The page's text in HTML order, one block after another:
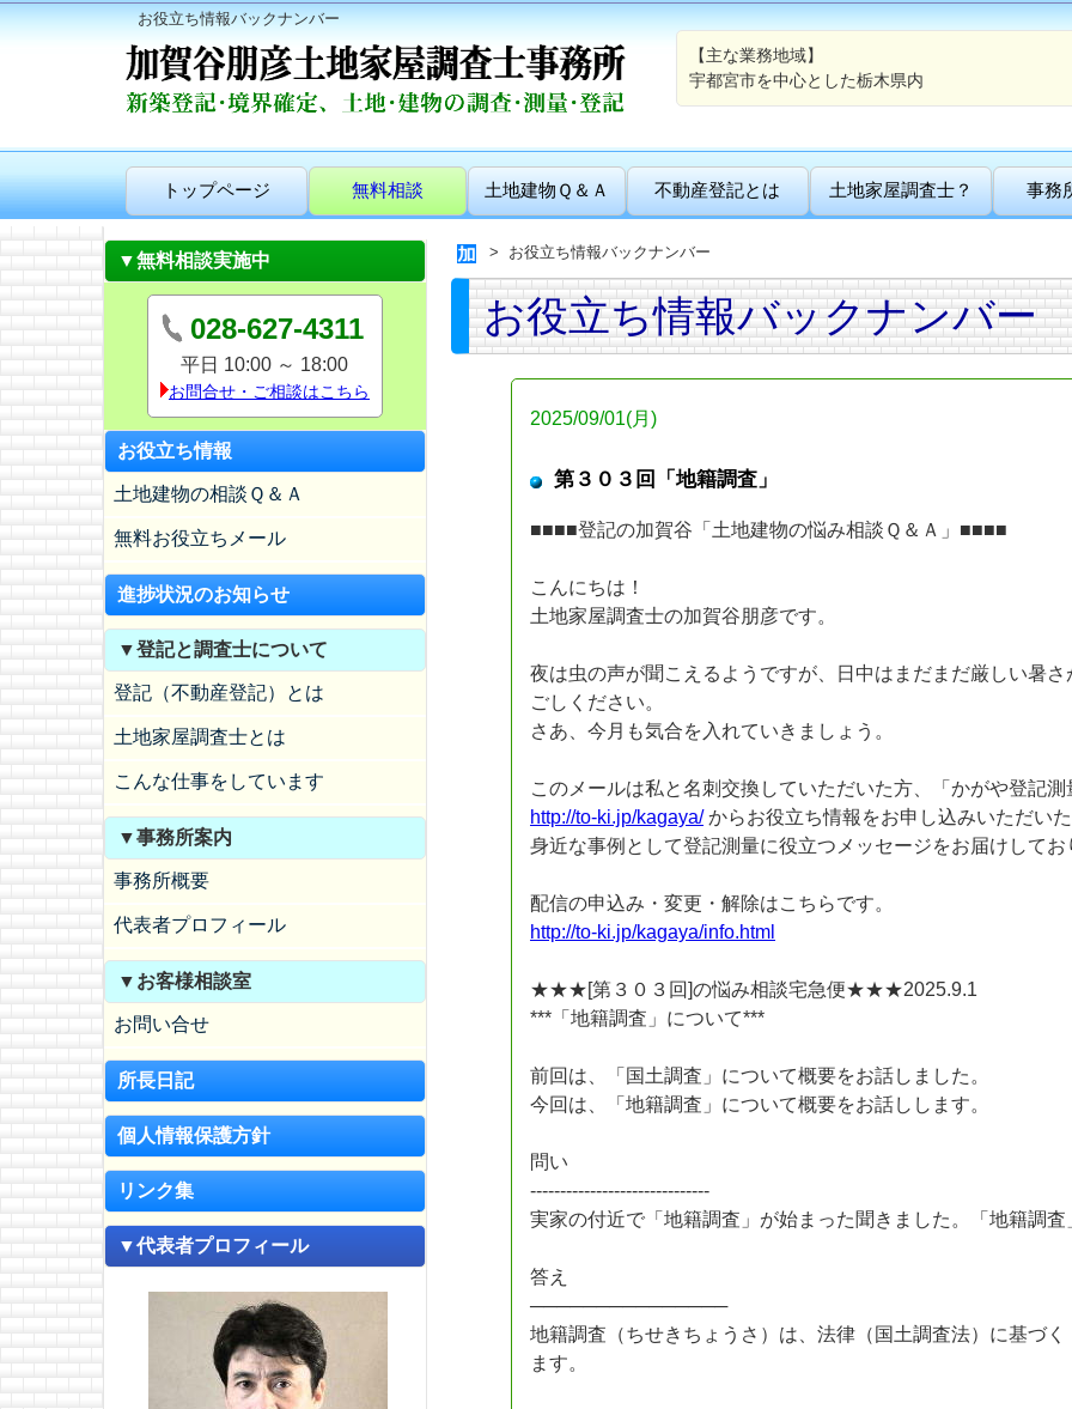
お役立ち情報バックナンバー
【主な業務地域】
宇都宮市を中心とした栃木県内
トップページ 無料相談 土地建物Ｑ＆Ａ 不動産登記とは 土地家屋調査士？ 事務
▼無料相談実施中
028-627-4311
平日 10:00 ～ 18:00
お問合せ・ご相談はこちら
お役立ち情報
土地建物の相談Ｑ＆Ａ
無料お役立ちメール
進捗状況のお知らせ
▼登記と調査士について
登記（不動産登記）とは
土地家屋調査士とは
こんな仕事をしています
▼事務所案内
事務所概要
代表者プロフィール
▼お客様相談室
お問い合せ
所長日記
個人情報保護方針
リンク集
▼代表者プロフィール
お役立ち情報バックナンバー
お役立ち情報バックナンバー
2025/09/01(月)
第３０３回「地籍調査」
■■■■登記の加賀谷「土地建物の悩み相談Ｑ＆Ａ」■■■■
こんにちは！
土地家屋調査士の加賀谷朋彦です。
夜は虫の声が聞こえるようですが、日中はまだまだ厳しい暑
ごしください。
さあ、今月も気合を入れていきましょう。
このメールは私と名刺交換していただいた方、「かがや登記測
http://to-ki.jp/kagaya/からお役立ち情報をお申し込みいただい
身近な事例として登記測量に役立つメッセージをお届けしてお
配信の申込み・変更・解除はこちらです。
http://to-ki.jp/kagaya/info.html
★★★[第３０３回]の悩み相談宅急便★★★2025.9.1
***「地籍調査」について***
前回は、「国土調査」について概要をお話しました。
今回は、「地籍調査」について概要をお話しします。
問い
------------------------------
実家の付近で「地籍調査」が始まった聞きました。「地籍調
答え
───────────────
地籍調査（ちせきちょうさ）は、法律（国土調査法）に基づ
ます。